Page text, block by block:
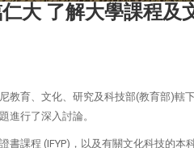
大 了解大學課程及
教育、文化、研究及科技部(教育部)轄
進行了深入討論。
書課程 (IFYP)，以及有關文化科技的